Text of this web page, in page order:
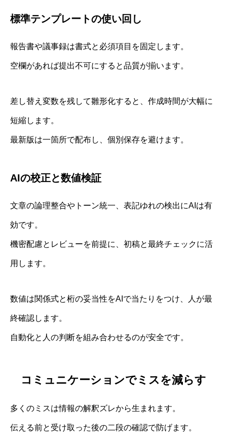
標準テンプレートの使い回し
報告書や議事録は書式と必須項目を固定します。
空欄があれば提出不可にすると品質が揃います。
差し替え変数を残して雛形化すると、作成時間が大幅に
短縮します。
最新版は一箇所で配布し、個別保存を避けます。
AIの校正と数値検証
文章の論理整合やトーン統一、表記ゆれの検出にAIは有
効です。
機密配慮とレビューを前提に、初稿と最終チェックに活
用します。
数値は関係式と桁の妥当性をAIで当たりをつけ、人が最
終確認します。
自動化と人の判断を組み合わせるのが安全です。
コミュニケーションでミスを減らす
多くのミスは情報の解釈ズレから生まれます。
伝える前と受け取った後の二段の確認で防げます。